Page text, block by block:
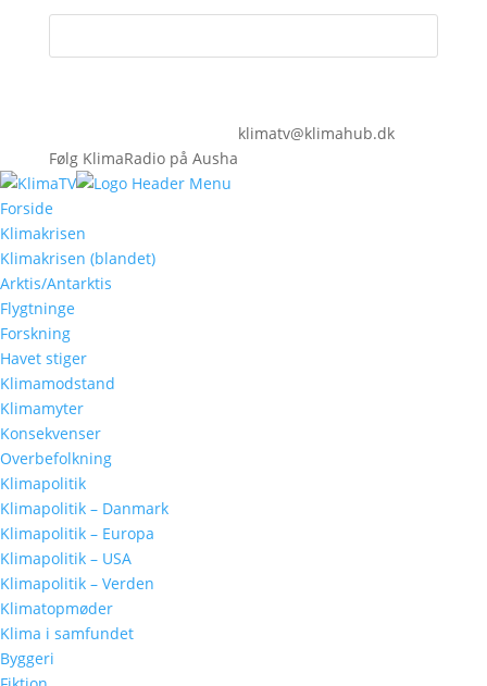
Følg KlimaRadio på Ausha
klimatv@klimahub.dk
Forside
Klimakrisen
Klimakrisen (blandet)
Arktis/Antarktis
Flygtninge
Forskning
Havet stiger
Klimamodstand
Klimamyter
Konsekvenser
Overbefolkning
Klimapolitik
Klimapolitik – Danmark
Klimapolitik – Europa
Klimapolitik – USA
Klimapolitik – Verden
Klimatopmøder
Klima i samfundet
Byggeri